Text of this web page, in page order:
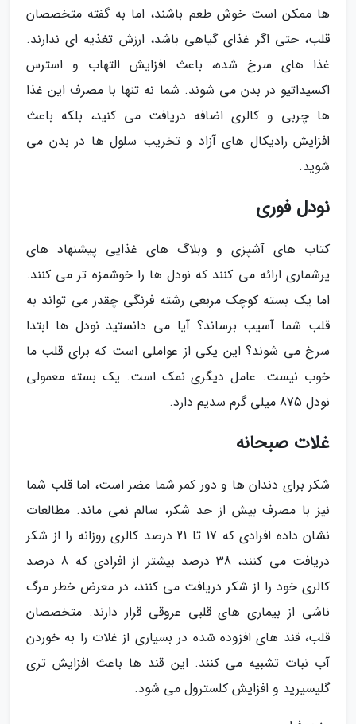
ها ممکن است خوش طعم باشند، اما به گفته متخصصان
قلب، حتی اگر غذای گیاهی باشد، ارزش تغذیه ای ندارند.
غذا های سرخ شده، باعث افزایش التهاب و استرس
اکسیداتیو در بدن می شوند. شما نه تنها با مصرف این غذا
ها چربی و کالری اضافه دریافت می کنید، بلکه باعث
افزایش رادیکال های آزاد و تخریب سلول ها در بدن می
شوید.
نودل فوری
کتاب های آشپزی و وبلاگ های غذایی پیشنهاد های
پرشماری ارائه می کنند که نودل ها را خوشمزه تر می کنند.
اما یک بسته کوچک مربعی رشته فرنگی چقدر می تواند به
قلب شما آسیب برساند؟ آیا می دانستید نودل ها ابتدا
سرخ می شوند؟ این یکی از عواملی است که برای قلب ما
خوب نیست. عامل دیگری نمک است. یک بسته معمولی
نودل 875 میلی گرم سدیم دارد.
غلات صبحانه
شکر برای دندان ها و دور کمر شما مضر است، اما قلب شما
نیز با مصرف بیش از حد شکر، سالم نمی ماند. مطالعات
نشان داده افرادی که 17 تا 21 درصد کالری روزانه را از شکر
دریافت می کنند، 38 درصد بیشتر از افرادی که 8 درصد
کالری خود را از شکر دریافت می کنند، در معرض خطر مرگ
ناشی از بیماری های قلبی عروقی قرار دارند. متخصصان
قلب، قند های افزوده شده در بسیاری از غلات را به خوردن
آب نبات تشبیه می کنند. این قند ها باعث افزایش تری
گلیسیرید و افزایش کلسترول می شود.